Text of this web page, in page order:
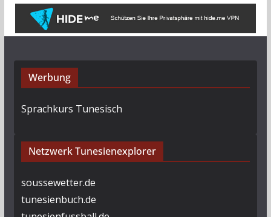
Werbung
Sprachkurs Tunesisch
Netzwerk Tunesienexplorer
soussewetter.de
tunesienbuch.de